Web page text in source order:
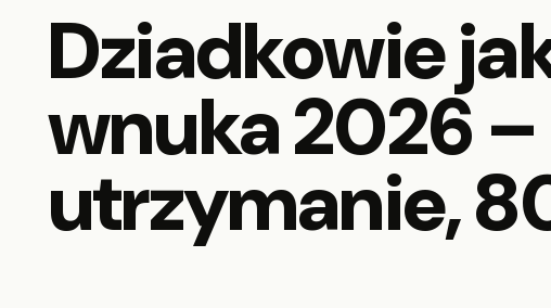
Dziadkowie
wnuka 2026
utrzymanie,